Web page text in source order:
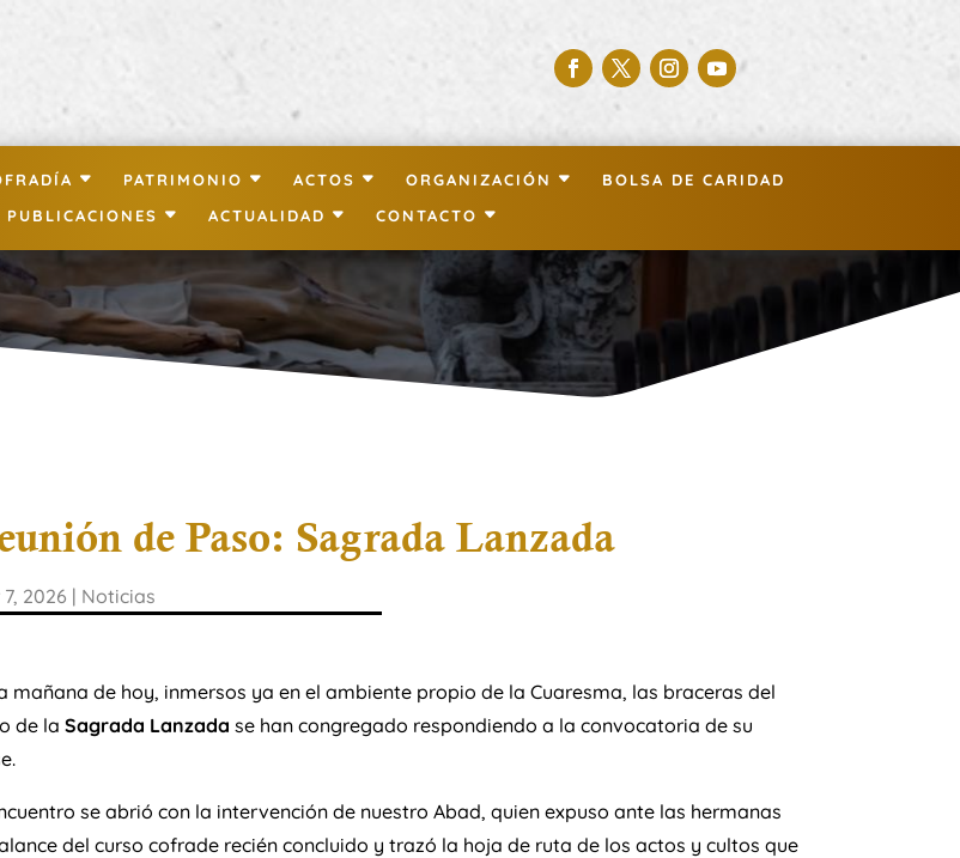
PATRIMONIO ACTOS ORGANIZACIÓN
BOLSA DE CARIDAD
PUBLICACIONES ACTUALIDAD CONTACTO
de Paso: Sagrada Lanzada
2026 | Noticias
mañana de hoy, inmersos ya en el ambiente propio de la Cuaresma, las braceras del
de la Sagrada Lanzada se han congregado respondiendo a la convocatoria de su
se abrió con la intervención de nuestro Abad, quien expuso ante las hermanas
del curso cofrade recién concluido y trazó la hoja de ruta de los actos y cultos que